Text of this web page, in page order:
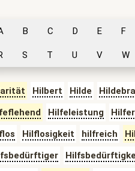
B C D E F
S T U V W
Hilbert Hilde
Hilfeleistung
Hilflosigkeit hilfreich